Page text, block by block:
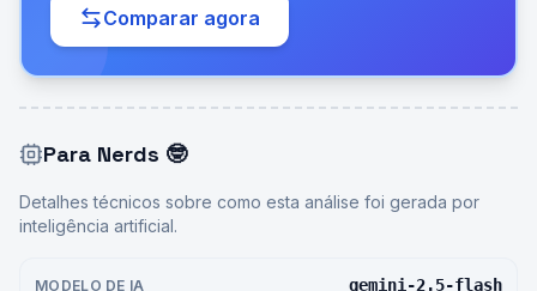
Comparar agora
Para Nerds 🤓
Detalhes técnicos sobre como esta análise foi gerada por
inteligência artificial.
MODELO DE IA gemini-2.5-flash